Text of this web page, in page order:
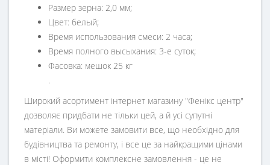
Размер зерна: 2,0 мм;
Цвет: белый;
Время использования смеси: 2 часа;
Время полного высыхания: 3-е суток;
Фасовка: мешок 25 кг
.
Широкий асортимент інтернет магазину "Фенікс центр"
дозволяє придбати не тільки цей, а й усі супутні
матеріали. Ви можете замовити все, що необхідно для
будівництва та ремонту, і все це за найкращими цінами
в місті! Оформити комплексне замовлення - це не